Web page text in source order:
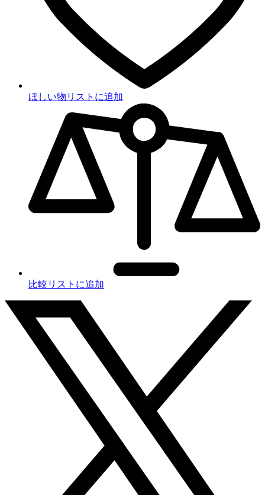
ほしい物リストに追加
比較リストに追加